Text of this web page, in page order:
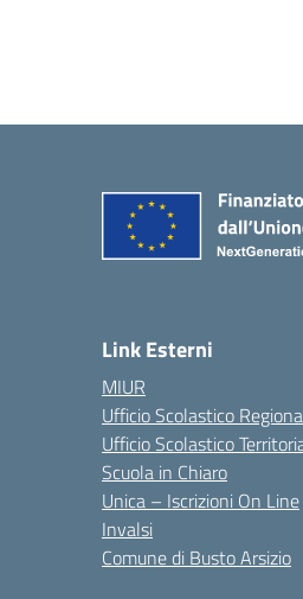
Link Esterni
MIUR
Ufficio Scolastico
Ufficio Scolastico
Scuola in Chiaro
Unica – Iscrizioni On Line
Invalsi
Comune di Busto Arsizio